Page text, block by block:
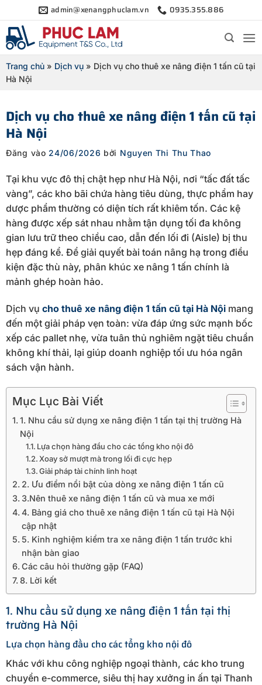
qua
nội
dung
admin@xenangphuclam.vn 0935.355.886
Trang chủ » Dịch vụ » Dịch vụ cho thuê xe nâng điện 1 tấn cũ tại
Hà Nội
Dịch vụ cho thuê xe nâng điện 1 tấn cũ tại
Hà Nội
Đăng vào 24/06/2026 bởi Nguyen Thi Thu Thao
Tại khu vực đô thị chật hẹp như Hà Nội, nơi “tấc đất tấc
vàng”, các kho bãi chứa hàng tiêu dùng, thực phẩm hay
dược phẩm thường có diện tích rất khiêm tốn. Các kệ
hàng được xếp sát nhau nhằm tận dụng tối đa không
gian lưu trữ theo chiều cao, dẫn đến lối đi (Aisle) bị thu
hẹp đáng kể. Để giải quyết bài toán nâng hạ trong điều
kiện đặc thù này, phân khúc xe nâng 1 tấn chính là
mảnh ghép hoàn hảo.
Dịch vụ cho thuê xe nâng điện 1 tấn cũ tại Hà Nội mang
đến một giải pháp vẹn toàn: vừa đáp ứng sức mạnh bốc
xếp các pallet nhẹ, vừa tuân thủ nghiêm ngặt tiêu chuẩn
không khí thải, lại giúp doanh nghiệp tối ưu hóa ngân
sách vận hành.
Mục Lục Bài Viết
1. Nhu cầu sử dụng xe nâng điện 1 tấn tại thị trường Hà
Nội
Lựa chọn hàng đầu cho các tổng kho nội đô
Xoay sở mượt mà trong lối đi cực hẹp
Giải pháp tài chính linh hoạt
2. Ưu điểm nổi bật của dòng xe nâng điện 1 tấn cũ
3.Nên thuê xe nâng điện 1 tấn cũ và mua xe mới
4. Bảng giá cho thuê xe nâng điện 1 tấn cũ tại Hà Nội
cập nhật
5. Kinh nghiệm kiểm tra xe nâng điện 1 tấn trước khi
nhận bàn giao
Các câu hỏi thường gặp (FAQ)
8. Lời kết
1. Nhu cầu sử dụng xe nâng điện 1 tấn tại thị
trường Hà Nội
Lựa chọn hàng đầu cho các tổng kho nội đô
Khác với khu công nghiệp ngoại thành, các kho trung
chuyển e-commerce, siêu thị hay xưởng in ấn tại Thanh